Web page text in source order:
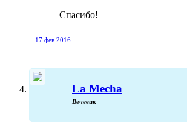
Спасибо!
17 фев 2016
La Mecha
Вечевик